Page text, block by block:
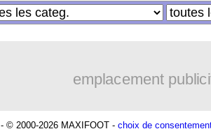
emplacement
- © 2000-2026 MAXIFOOT - choix de